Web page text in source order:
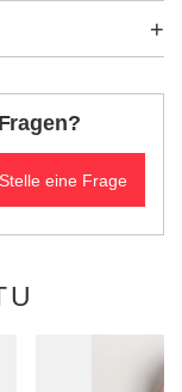
Stelle eine Frage